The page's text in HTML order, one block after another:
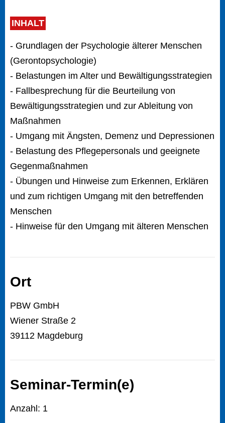
INHALT
- Grundlagen der Psychologie älterer Menschen
(Gerontopsychologie)
- Belastungen im Alter und Bewältigungsstrategien
- Fallbesprechung für die Beurteilung von
Bewältigungsstrategien und zur Ableitung von
Maßnahmen
- Umgang mit Ängsten, Demenz und Depressionen
- Belastung des Pflegepersonals und geeignete
Gegenmaßnahmen
- Übungen und Hinweise zum Erkennen, Erklären
und zum richtigen Umgang mit den betreffenden
Menschen
- Hinweise für den Umgang mit älteren Menschen
Ort
PBW GmbH
Wiener Straße 2
39112 Magdeburg
Seminar-Termin(e)
Anzahl: 1